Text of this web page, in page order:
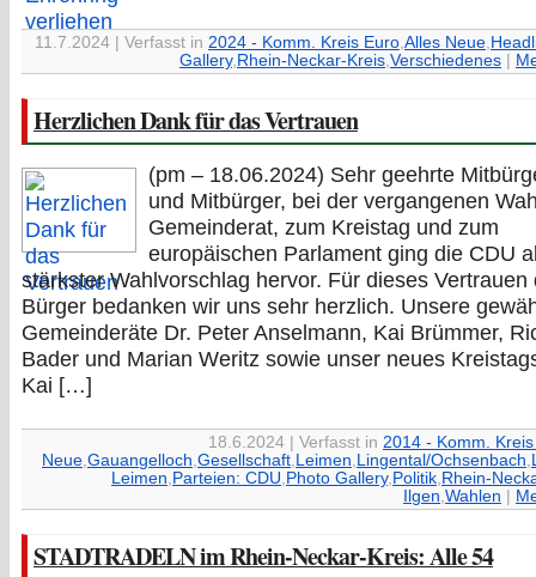
11.7.2024 | Verfasst in 2024 - Komm. Kreis Euro,Alles Neue,
Gallery, Rhein-Neckar-Kreis,Verschiedenes
Herzlichen Dank für das Vertrauen
(pm – 18.06.2024) Sehr geehrte
und Mitbürger, bei der vergangenen
Gemeinderat, zum Kreistag und zum
europäischen Parlament ging die CDU
stärkster Wahlvorschlag hervor. Für dieses Vertrauen
Bürger bedanken wir uns sehr herzlich. Unsere
Gemeinderäte Dr. Peter Anselmann, Kai Brümmer,
Bader und Marian Weritz sowie unser neues
Kai […]
18.6.2024 | Verfasst in 2014 - Komm.
Neue Gauangelloch Gesellschaft Leimen Lingental/Ochsenbach
Leimen Parteien: CDU Photo Gallery, Politik Rhein-
Ilgen Wahlen
STADTRADELN im Rhein-Neckar-Kreis: Alle 54